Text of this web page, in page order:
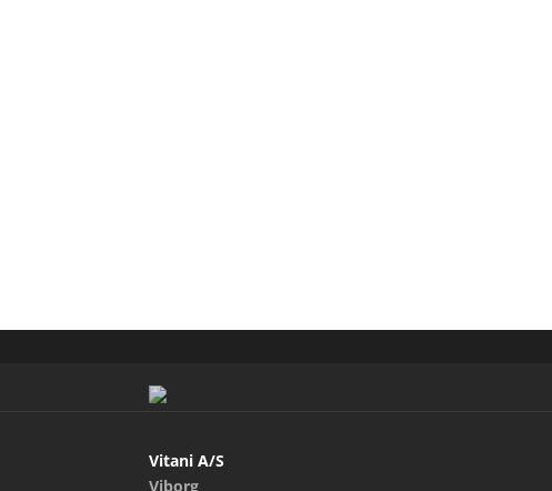
Vitani A/S
Viborg